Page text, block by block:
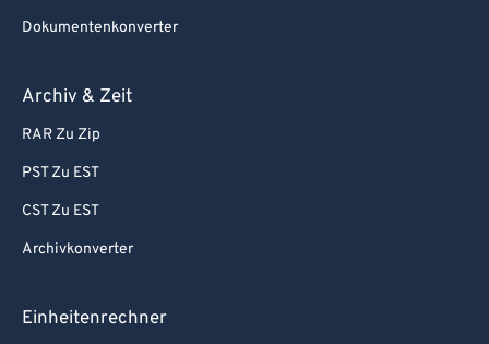
Dokumentenkonverter
Archiv & Zeit
RAR Zu Zip
PST Zu EST
CST Zu EST
Archivkonverter
Einheitenrechner